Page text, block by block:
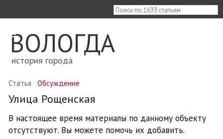
ВОЛОГДА
история города
≡
Статья Обсуждение
Улица Рощенская
В настоящее время материалы по данному объекту
отсутствуют. Вы можете помочь их добавить.